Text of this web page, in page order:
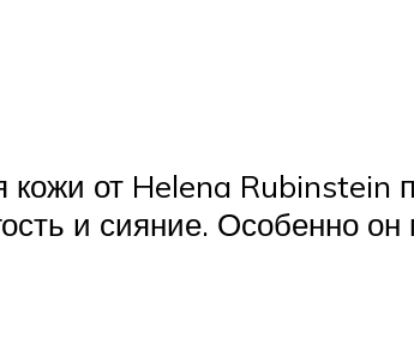
от Helena Rubinstein
и сияние. Особенно